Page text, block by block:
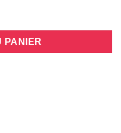
PANIER